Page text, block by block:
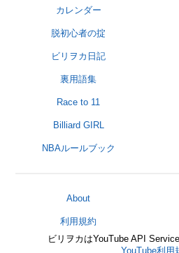
カレンダー
脱初心者の掟
ビリヲカ日記
裏用語集
Race to 11
Billiard GIRL
NBAルールブック
About
利用規約
ビリヲカはYouTube API
YouTube利用